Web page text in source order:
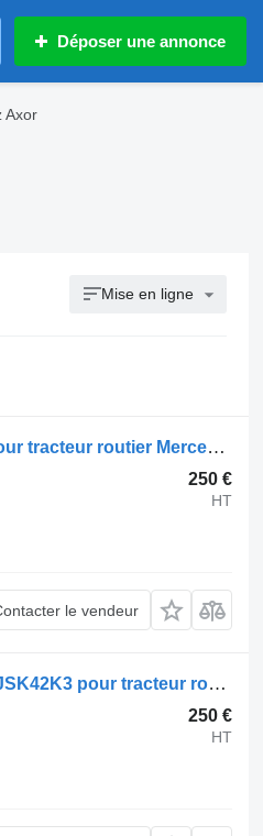
Déposer une annonce
Axor
Mise en ligne
Sellette d'attelage Jost Actros MP2/MP3 1846 (01.02-) JSK42K3 pour tracteur routier Mercedes-Benz Actros, Axor MP1, MP2, MP3 (1996-2014)
250 €
HT
le vendeur
Sellette d'attelage Mercedes-Benz Actros MP2/MP3 1841 (01.02-) JSK42K3 pour tracteur routier Mercedes-Benz Actros, Axor MP1, MP2, MP3 (1996-2014)
250 €
HT